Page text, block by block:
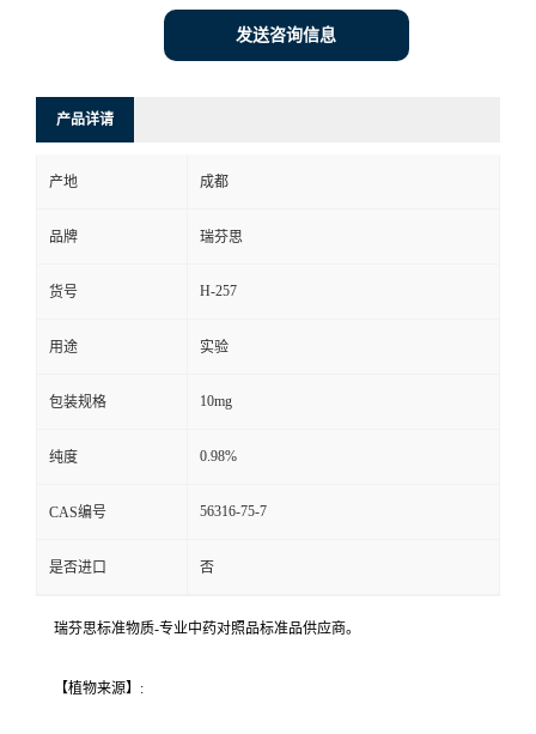
式
发送咨询信息
产品详请
产地 成都
品牌 瑞芬思
货号 H-257
用途 实验
包装规格 10mg
纯度 0.98%
CAS编号 56316-75-7
是否进口 否
瑞芬思标准物质-专业中药对照品标准品供应商。
【植物来源】: